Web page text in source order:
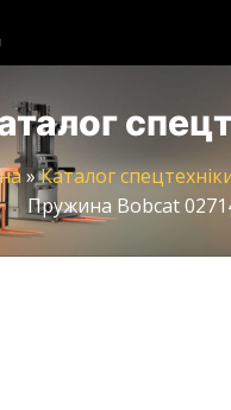
»Каталог
Пружина Bobcat